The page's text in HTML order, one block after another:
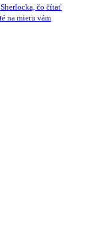
čo čítať
na mieru vám